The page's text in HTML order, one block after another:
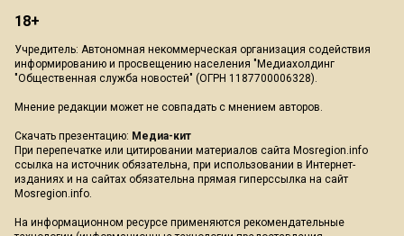
18+
Учредитель: Автономная некоммерческая организация содействия
информированию и просвещению населения "Медиахолдинг
"Общественная служба новостей" (ОГРН 1187700006328).
Мнение редакции может не совпадать с мнением авторов.
Скачать презентацию: Медиа-кит
При перепечатке или цитировании материалов сайта Mosregion.info
ссылка на источник обязательна, при использовании в Интернет-
изданиях и на сайтах обязательна прямая гиперссылка на сайт
Mosregion.info.
На информационном ресурсе применяются рекомендательные